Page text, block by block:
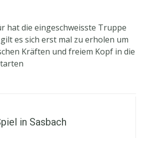
hat die eingeschweisste Truppe
es sich erst mal zu erholen um
Kräften und freiem Kopf in die
in Sasbach